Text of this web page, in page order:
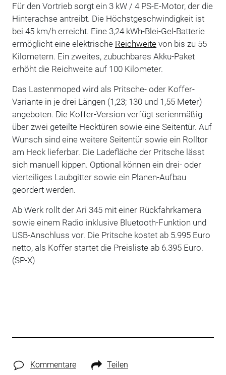
Für den Vortrieb sorgt ein 3 kW / 4 PS-E-Motor, der die
Hinterachse antreibt. Die Höchstgeschwindigkeit ist
bei 45 km/h erreicht. Eine 3,24 kWh-Blei-Gel-Batterie
ermöglicht eine elektrische Reichweitevon bis zu 55
Kilometern. Ein zweites, zubuchbares Akku-Paket
erhöht die Reichweite auf 100 Kilometer.
Das Lastenmoped wird als Pritsche- oder Koffer-
Variante in je drei Längen (1,23; 130 und 1,55 Meter)
angeboten. Die Koffer-Version verfügt serienmäßig
über zwei geteilte Hecktüren sowie eine Seitentür. Auf
Wunsch sind eine weitere Seitentür sowie ein Rolltor
am Heck lieferbar. Die Ladefläche der Pritsche lässt
sich manuell kippen. Optional können ein drei- oder
vierteiliges Laubgitter sowie ein Planen-Aufbau
geordert werden.
Ab Werk rollt der Ari 345 mit einer Rückfahrkamera
sowie einem Radio inklusive Bluetooth-Funktion und
USB-Anschluss vor. Die Pritsche kostet ab 5.995 Euro
netto, als Koffer startet die Preisliste ab 6.395 Euro.
(SP-X)
Kommentare Teilen